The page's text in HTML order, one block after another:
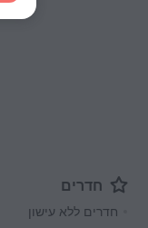
חדרים
חדרים ללא עישון